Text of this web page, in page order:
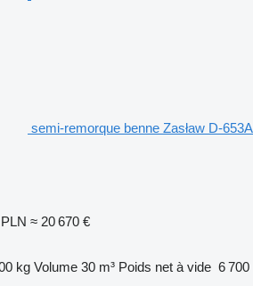
semi-remorque benne Zasław D-653A
≈ 20 670 €
kg Volume 30 m³ Poids net à vide 6 700